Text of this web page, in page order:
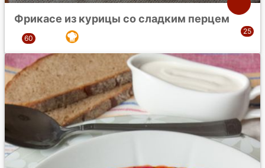
Фрикасе из курицы со сладким перцем